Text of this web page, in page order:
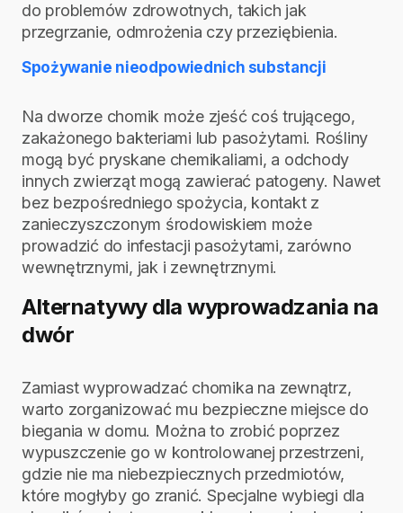
do problemów zdrowotnych, takich jak
przegrzanie, odmrożenia czy przeziębienia.
Spożywanie nieodpowiednich substancji
Na dworze chomik może zjeść coś trującego,
zakażonego bakteriami lub pasożytami. Rośliny
mogą być pryskane chemikaliami, a odchody
innych zwierząt mogą zawierać patogeny. Nawet
bez bezpośredniego spożycia, kontakt z
zanieczyszczonym środowiskiem może
prowadzić do infestacji pasożytami, zarówno
wewnętrznymi, jak i zewnętrznymi.
Alternatywy dla wyprowadzania na
dwór
Zamiast wyprowadzać chomika na zewnątrz,
warto zorganizować mu bezpieczne miejsce do
biegania w domu. Można to zrobić poprzez
wypuszczenie go w kontrolowanej przestrzeni,
gdzie nie ma niebezpiecznych przedmiotów,
które mogłyby go zranić. Specjalne wybiegi dla